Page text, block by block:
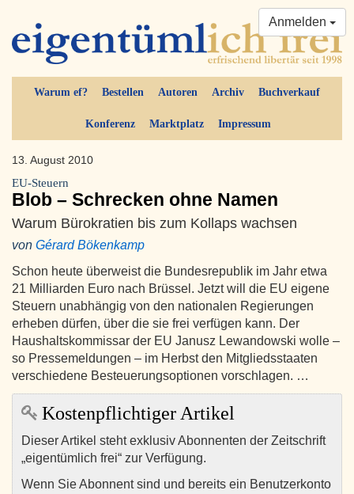
Warum ef? Bestellen Autoren Archiv Buchverkauf
Konferenz Marktplatz Impressum
Anmelden
13. August 2010
EU-Steuern
Blob – Schrecken ohne Namen
Warum Bürokratien bis zum Kollaps wachsen
von Gérard Bökenkamp
Schon heute überweist die Bundesrepublik im Jahr etwa
21 Milliarden Euro nach Brüssel. Jetzt will die EU eigene
Steuern unabhängig von den nationalen Regierungen
erheben dürfen, über die sie frei verfügen kann. Der
Haushaltskommissar der EU Janusz Lewandowski wolle –
so Pressemeldungen – im Herbst den Mitgliedsstaaten
verschiedene Besteuerungsoptionen vorschlagen. …
Kostenpflichtiger Artikel
Dieser Artikel steht exklusiv Abonnenten der Zeitschrift
„eigentümlich frei“ zur Verfügung.
Wenn Sie Abonnent sind und bereits ein Benutzerkonto